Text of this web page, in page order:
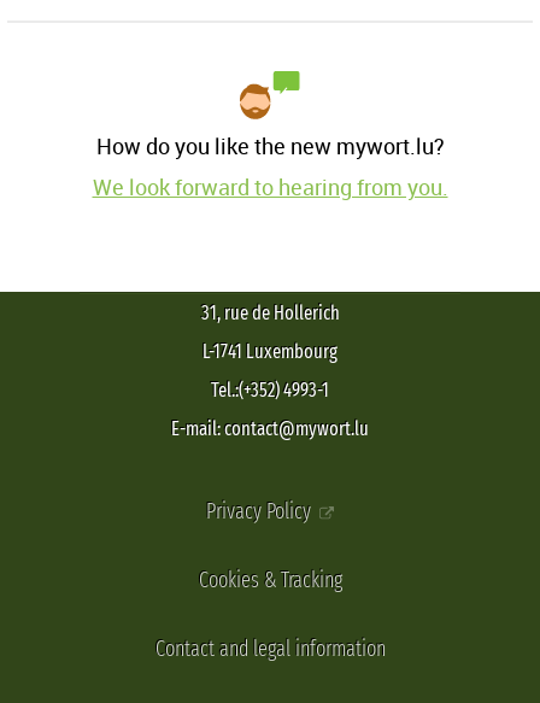
How do you like the new mywort.lu?
We look forward to hearing from you.
31, rue de Hollerich
L-1741 Luxembourg
Tel.:(+352) 4993-1
E-mail: contact@mywort.lu
Privacy Policy
Cookies & Tracking
Contact and legal information